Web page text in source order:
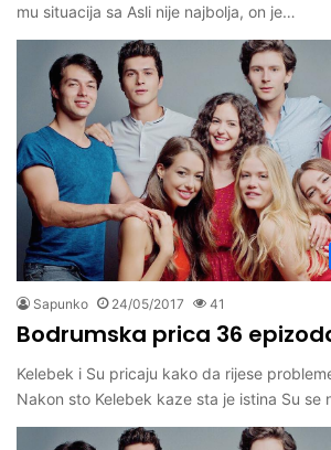
mu situacija sa Asli nije najbolja, on je…
Sapunko 24/05/2017 41
Bodrumska prica 36
Kelebek i Su pricaju kako da rijese
Nakon sto Kelebek kaze sta je istina Su se